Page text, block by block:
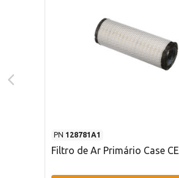
PN 128781A1
Filtro de Ar Primário Case CE